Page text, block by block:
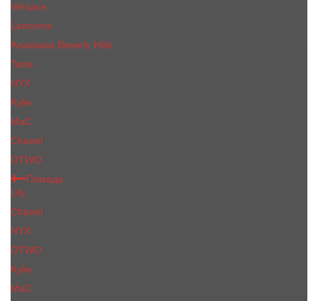
Versace
Lancome
Anastasia Beverly Hills
Tarte
NYX
Kylie
MaC
Сhanеl
OTWO
Помада
Lily
Chanel
NYX
OTWO
Kylie
МаС